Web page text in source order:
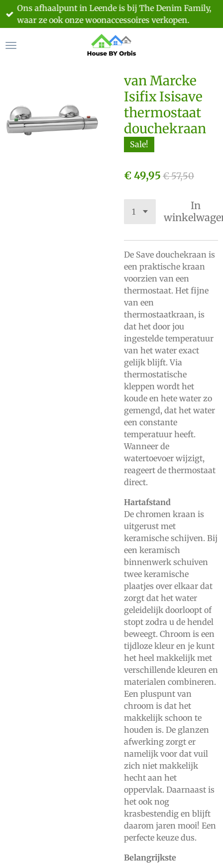
Ga
direct
de
Ons afhaalpunt in Leende is bij The Denim Family,
waar ze ook onze woonaccessoires verkopen.
van Marcke
Isifix Isisave
thermostaat
douchekraan
Sale!
€ 49,95 € 57,50
In
De Save douchekraan is
een praktische kraan
voorzien van een
thermostaat. Het fijne
van een
thermostaatkraan, is
dat het door jou
ingestelde temperatuur
van het water exact
gelijk blijft. Via
thermostatische
kleppen wordt het
koude en hete water zo
gemengd, dat het water
een constante
temperatuur heeft.
Wanneer de
watertoevoer wijzigt,
reageert de thermostaat
direct.
Hartafstand
De chromen kraan is
uitgerust met
keramische schijven. Bij
een keramisch
binnenwerk schuiven
twee keramische
plaatjes over elkaar dat
zorgt dat het water
geleidelijk doorloopt of
stopt zodra u de hendel
beweegt. Chroom is een
tijdloze kleur en je kunt
het heel makkelijk met
verschillende kleuren en
materialen combineren.
Een pluspunt van
chroom is dat het
makkelijk schoon te
houden is. De glanzen
afwerking zorgt er
namelijk voor dat vuil
zich niet makkelijk
hecht aan het
oppervlak. Daarnaast is
het ook nog
krasbestendig en blijft
daarom jaren mooi! Een
perfecte keuze dus.
Belangrijkste